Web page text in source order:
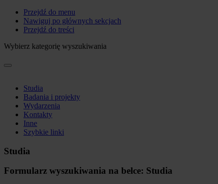
Przejdź do menu
Nawiguj po głównych sekcjach
Przejdź do treści
Wybierz kategorię wyszukiwania
Studia
Badania i projekty
Wydarzenia
Kontakty
Inne
Szybkie linki
Studia
Formularz wyszukiwania na belce: Studia